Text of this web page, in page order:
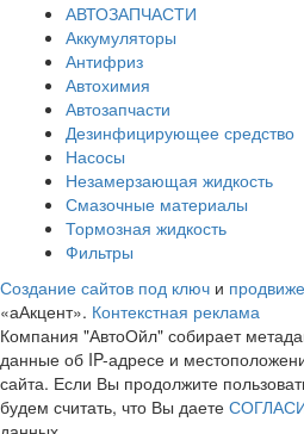
АВТОЗАПЧАСТИ
Аккумуляторы
Антифриз
Автохимия
Автозапчасти
Дезинфицирующее средство
Насосы
Незамерзающая жидкость
Смазочные материалы
Тормозная жидкость
Фильтры
Создание сайтов под ключ и
«аАкцент». Контекстная реклама
Компания "АвтоОйл" собирает
данные об IP-адресе и
сайта. Если Вы продолжите
будем считать, что Вы даете